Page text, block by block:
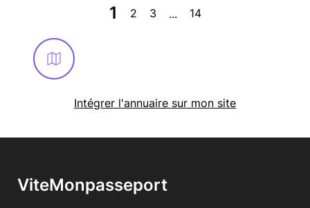
1 2 3 ... 14
Intégrer l'annuaire sur mon site
ViteMonpasseport